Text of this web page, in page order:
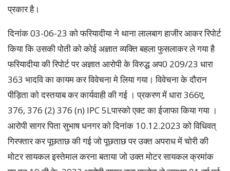
प्रकार है।
दिनांक 03-06-23 को फरियादीया ने थाना लालबाग हाजीर आकर रिपोर्ट
किया कि उसकी पोती को कोई अज्ञात व्यक्ति बहला फुसलाकर ले गया है
फरियादीया की रिपोर्ट पर अज्ञात आरोपी के विरुद्ध अप0 209/23 धारा
363 भादवि का कायम कर विवेचना मे लिया गया। विवेचना के दौरान
पीड़िता को दस्तयाब कर कार्यवाही की गई । प्रकरण में धारा 366ए,
376, 376 (2) 376 (n) IPC 5Lपास्को एक्ट का ईजाफा किया गया ।
आरोपी सागर पिता सुभाष धनगर को दिनांक 10.12.2023 को विधिवत्
गिरफ्तार कर पूछताछ की गई जो पूछताछ पर उक्त अपराध में चोरी की
मोटर सायकल इस्तेमाल करना बताया जो उक्त मोटर सायकल क्रमांक